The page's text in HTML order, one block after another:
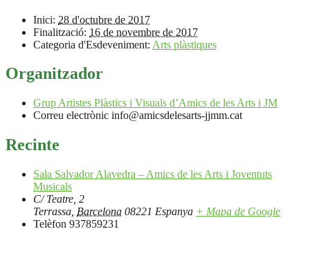
Inici: 28 d'octubre de 2017
Finalització: 16 de novembre de 2017
Categoria d'Esdeveniment: Arts plàstiques
Organitzador
Grup Artistes Plàstics i Visuals d’Amics de les Arts i JM
Correu electrònic info@amicsdelesarts-jjmm.cat
Recinte
Sala Salvador Alavedra – Amics de les Arts i Joventuts
Musicals
C/ Teatre, 2
Terrassa Barcelona 08221 Espanya + Mapa de Google
Telèfon 937859231